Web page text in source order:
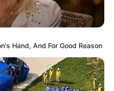
Hand, And For Good Reason